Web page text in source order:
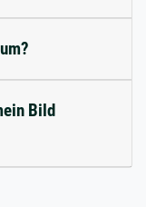
Bild